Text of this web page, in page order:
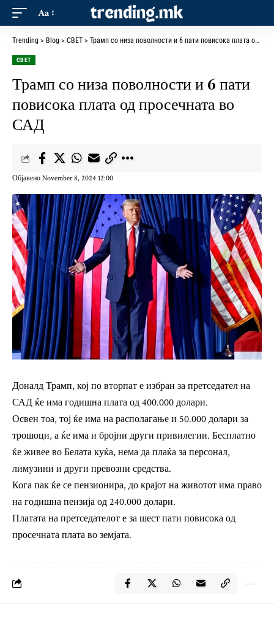
Aa
Trending > Blog > СВЕТ > Трамп со низа поволности и 6 пати повисока плата од просечната во САД
СВЕТ
Трамп со низа поволности и 6 пати
повисока плата од просечната во
САД
Објавено November 8, 2024 12:00
Доналд Трамп, кој по вторпат е избран за претседател на
САД ќе има годишна плата од 400.000 долари.
Освен тоа, тој ќе има на располагање и 50.000 долари за
трошоци, а ќе има и бројни други привилегии. Бесплатно
ќе живее во Белата куќа, нема да плаќа за персонал,
лимузини и други превозни средства.
Кога пак ќе се пензионира, до крајот на животот има право
на годишна пензија од 240.000 долари.
Платата на претседателот е за шест пати повисока од
просечната плата во земјата.